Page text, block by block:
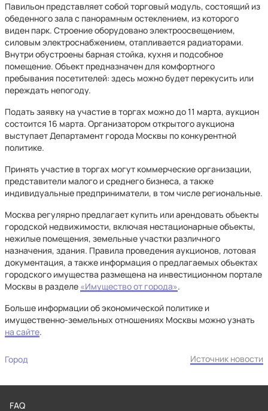
Павильон представляет собой торговый модуль, состоящий из
обеденного зала с панорамным остеклением, из которого
виден парк. Строение оборудовано электроосвещением,
силовым электроснабжением, отапливается радиаторами.
Внутри обустроены барная стойка, кухня и подсобное
помещение. Объект предназначен для комфортного
пребывания посетителей: здесь можно будет перекусить или
переждать непогоду.
Подать заявку на участие в торгах можно до 11 марта, аукцион
состоится 16 марта. Организатором открытого аукциона
выступает Департамент города Москвы по конкурентной
политике.
Принять участие в торгах могут коммерческие организации,
представители малого и среднего бизнеса, а также
индивидуальные предприниматели, в том числе региональные.
Москва регулярно предлагает купить или арендовать объекты
городской недвижимости, включая нестационарные объекты,
нежилые помещения, земельные участки различного
назначения, здания. Правила проведения аукционов, лотовая
документация, а также информация о предлагаемых объектах
городского имущества размещена на инвестиционном портале
Москвы в разделе «Имущество от города».
Больше информации об экономической политике и
имущественно-земельных отношениях Москвы можно узнать
на сайте.
Город Источник новости
FAQ